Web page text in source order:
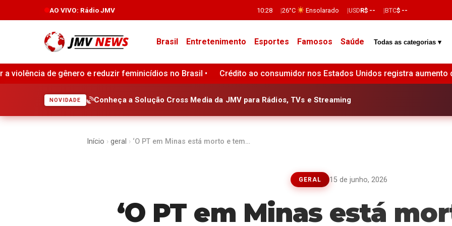
AO VIVO: Rádio JMV 10:28 26°C Ensolarado USDR$ -- BTC$ --
Brasil Entretenimento Esportes Famosos Saúde Todas as categorias ▾
feminicídios no Brasil • Crédito ao consumidor nos Estados Unidos registra aumento de US$ 14,2 bilhões em
NOVIDADE Conheça a Solução Cross Media da JMV para Rádios, TVs e Streaming
Início › geral › ‘O PT em Minas está morto e tem…
GERAL 15 de junho, 2026
‘O PT em Minas está